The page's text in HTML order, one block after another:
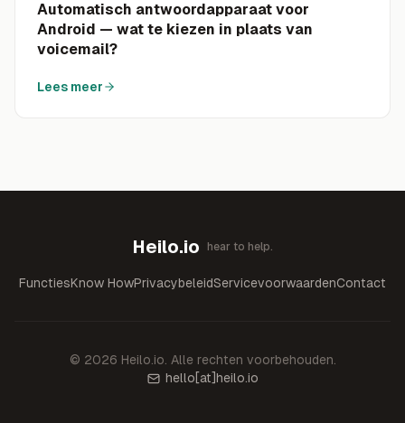
Automatisch antwoordapparaat voor
Android — wat te kiezen in plaats van
voicemail?
Lees meer
Heilo.io hear to help.
FunctiesKnow HowPrivacybeleidServicevoorwaardenContact
© 2026 Heilo.io. Alle rechten voorbehouden.
hello[at]heilo.io